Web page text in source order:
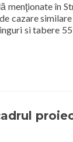
menţionate în
cazare
si tabere